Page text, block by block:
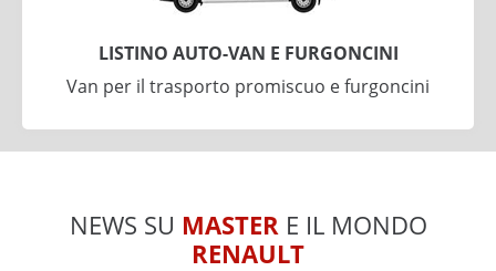
LISTINO AUTO-VAN E FURGONCINI
Van per il trasporto promiscuo e furgoncini
NEWS SU MASTER E IL MONDO
RENAULT